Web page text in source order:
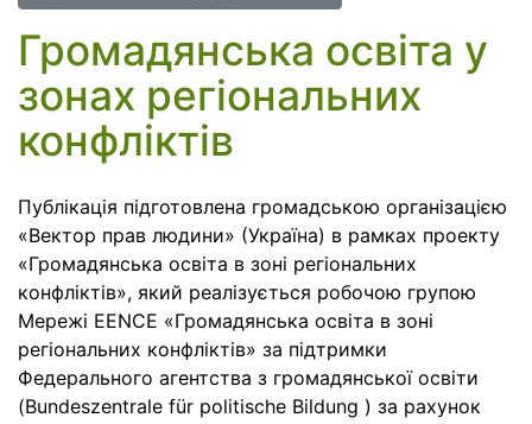
Громадянська освіта у
зонах регіональних
конфліктів
Публікація підготовлена громадською організацією
«Вектор прав людини» (Україна) в рамках проекту
«Громадянська освіта в зоні регіональних
конфліктів», який реалізується робочою групою
Мережі EENCE «Громадянська освіта в зоні
регіональних конфліктів» за підтримки
Федерального агентства з громадянської освіти
(Bundeszentrale für politische Bildung ) за рахунок